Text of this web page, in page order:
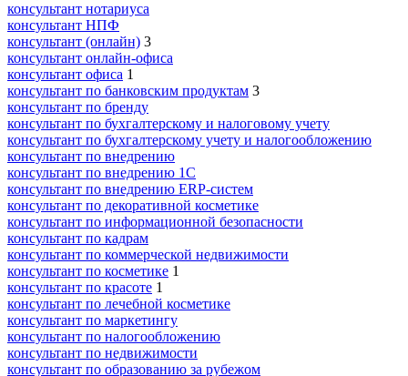
консультант нотариуса
консультант НПФ
консультант (онлайн) 3
консультант онлайн-офиса
консультант офиса 1
консультант по банковским продуктам 3
консультант по бренду
консультант по бухгалтерскому и налоговому учету
консультант по бухгалтерскому учету и налогообложению
консультант по внедрению
консультант по внедрению 1С
консультант по внедрению ERP-систем
консультант по декоративной косметике
консультант по информационной безопасности
консультант по кадрам
консультант по коммерческой недвижимости
консультант по косметике 1
консультант по красоте 1
консультант по лечебной косметике
консультант по маркетингу
консультант по налогообложению
консультант по недвижимости
консультант по образованию за рубежом